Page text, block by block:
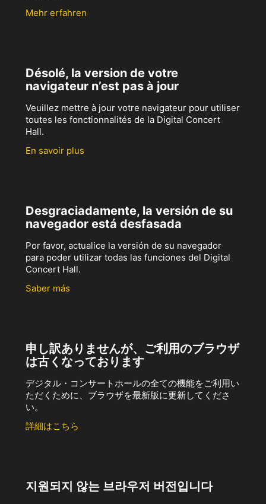
Mehr erfahren
Désolé, la version de votre
navigateur n’est pas à jour
Veuillez mettre à jour votre navigateur pour utiliser
toutes les fonctionnalités de la Digital Concert
Hall.
En savoir plus
Desgraciadamente, la versión de su
navegador está desfasada
Por favor, actualice la versión de su navegador
para poder utilizar todas las funciones del Digital
Concert Hall.
Saber más
申し訳ありませんが、ご利用のブラウザ
は古くなっております
デジタル・コンサートホールの全ての機能をご利用い
ただくために、ブラウザを最新版に更新してくださ
い。
詳細はこちら
지원되지 않는 브라우저 버전입니다